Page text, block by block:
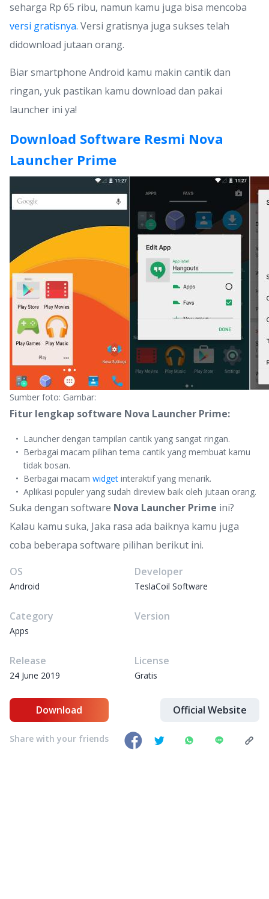
seharga Rp 65 ribu, namun kamu juga bisa mencoba
versi gratisnya. Versi gratisnya juga sukses telah
didownload jutaan orang.
Biar smartphone Android kamu makin cantik dan
ringan, yuk pastikan kamu download dan pakai
launcher ini ya!
Download Software Resmi Nova
Launcher Prime
Sumber foto: Gambar:
Fitur lengkap software Nova Launcher Prime:
Launcher dengan tampilan cantik yang sangat ringan.
Berbagai macam pilihan tema cantik yang membuat kamu
tidak bosan.
Berbagai macamwidget interaktif yang menarik.
Aplikasi populer yang sudah direview baik oleh jutaan orang.
Suka dengan software Nova Launcher Prime ini?
Kalau kamu suka, Jaka rasa ada baiknya kamu juga
coba beberapa software pilihan berikut ini.
OS
Android
Developer
TeslaCoil Software
Category
Apps
Version
Release
24 June 2019
License
Gratis
Download Official Website
Share with your friends